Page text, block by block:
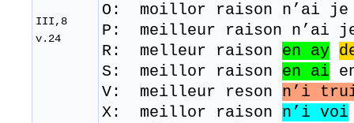
III,8
v.24
O: moillor raison n’ai
P: meilleur raison n’ai
R: ​ melleur raison en ay
S: meillor raison en ai
V: meilleur reson n’i
X: meillor raison n’i voi